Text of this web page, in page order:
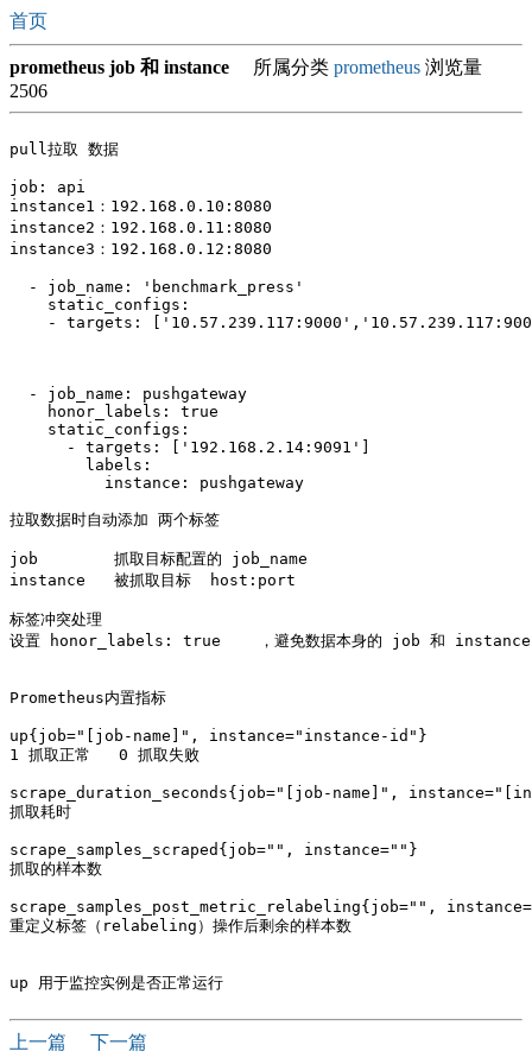
首页
prometheus job 和 instance 所属分类 prometheus 浏览量
2506
pull拉取 数据
job: api
instance1：192.168.0.10:8080
instance2：192.168.0.11:8080
instance3：192.168.0.12:8080
  - job_name: 'benchmark_press'
    static_configs:
- targets:
  - job_name: pushgateway
    honor_labels: true
    static_configs:
      - targets: ['192.168.2.14:9091']
        labels:
          instance: pushgateway
拉取数据时自动添加 两个标签
job        抓取目标配置的 job_name
instance   被抓取目标  host:port
标签冲突处理
设置 honor_labels: true    ，避免数据本身的 job 和 instance
Prometheus内置指标
up{job="[job-name]", instance="instance-id"}
1 抓取正常   0 抓取失败
scrape_duration_seconds{job="[job-name]",
抓取耗时
scrape_samples_scraped{job=" ", instance=" "}
抓取的样本数
scrape_samples_post_metric_relabeling{job=" ",
重定义标签（relabeling）操作后剩余的样本数
上一篇 下一篇